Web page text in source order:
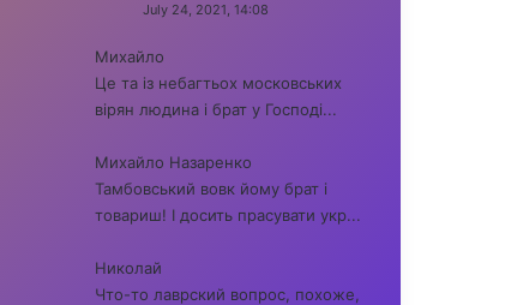
July 24, 2021, 14:08
Михайло
Це та із небагтьох московських
вірян людина і брат у Господі...
Михайло Назаренко
Тамбовський вовк йому брат і
товариш! І досить прасувати укр...
Николай
Что-то лаврский вопрос, похоже,